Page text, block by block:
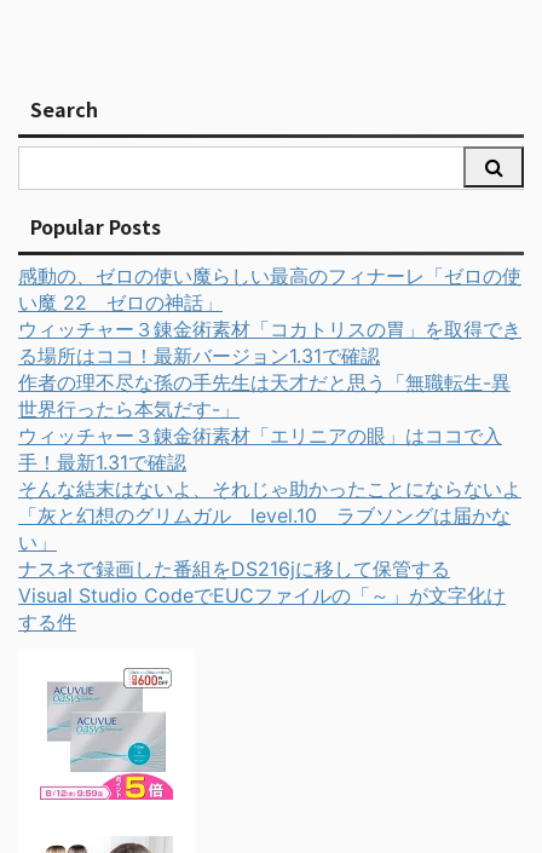
Search
Popular Posts
感動の、ゼロの使い魔らしい最高のフィナーレ「ゼロの使
い魔 22 ゼロの神話」
ウィッチャー３錬金術素材「コカトリスの胃」を取得でき
る場所はココ！最新バージョン1.31で確認
作者の理不尽な孫の手先生は天才だと思う「無職転生-異
世界行ったら本気だす-」
ウィッチャー３錬金術素材「エリニアの眼」はココで入
手！最新1.31で確認
そんな結末はないよ、それじゃ助かったことにならないよ
「灰と幻想のグリムガル level.10 ラブソングは届かな
い」
ナスネで録画した番組をDS216jに移して保管する
Visual Studio CodeでEUCファイルの「～」が文字化け
する件